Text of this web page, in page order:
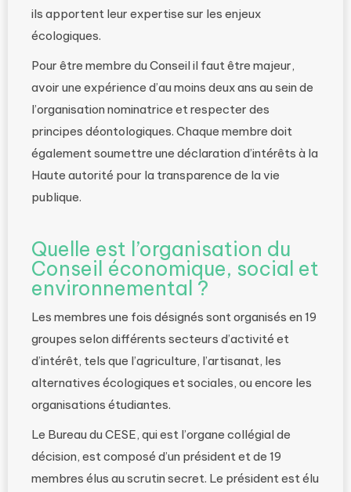
ils apportent leur expertise sur les enjeux
écologiques.
Pour être membre du Conseil il faut être majeur,
avoir une expérience d’au moins deux ans au sein de
l’organisation nominatrice et respecter des
principes déontologiques. Chaque membre doit
également soumettre une déclaration d’intérêts à la
Haute autorité pour la transparence de la vie
publique.
Quelle est l’organisation du
Conseil économique, social et
environnemental ?
Les membres une fois désignés sont organisés en 19
groupes selon différents secteurs d’activité et
d’intérêt, tels que l’agriculture, l’artisanat, les
alternatives écologiques et sociales, ou encore les
organisations étudiantes.
Le Bureau du CESE, qui est l’organe collégial de
décision, est composé d’un président et de 19
membres élus au scrutin secret. Le président est élu